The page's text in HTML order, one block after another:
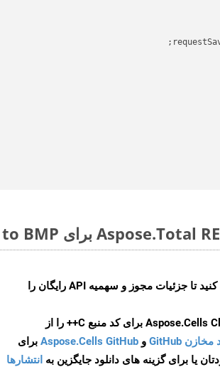
ایجاد کنید تا جزئیات مجوز و سهمیه API رایگان را
و Aspose.Cells GitHub برای
انتشارها